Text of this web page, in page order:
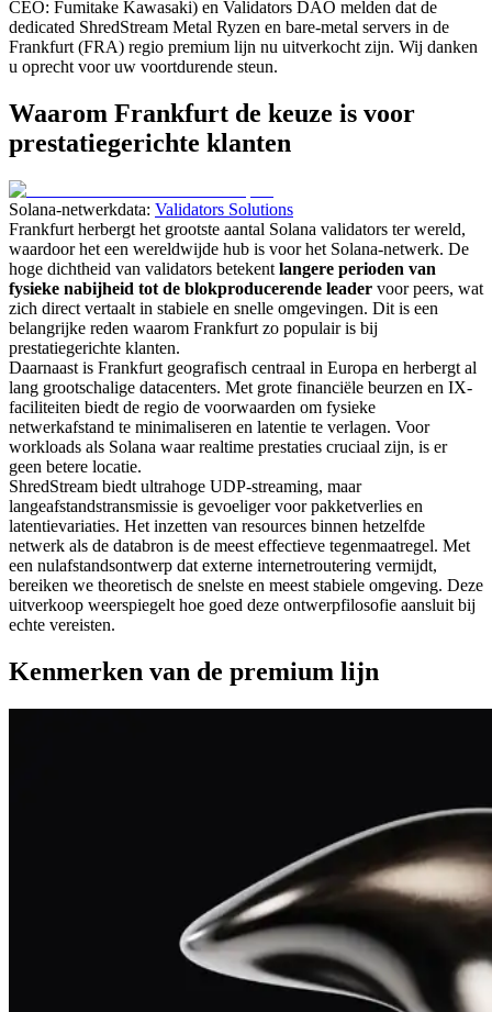
CEO: Fumitake Kawasaki) en Validators DAO melden dat de
dedicated ShredStream Metal Ryzen en bare-metal servers in de
Frankfurt (FRA) regio premium lijn nu uitverkocht zijn. Wij danken
u oprecht voor uw voortdurende steun.
Waarom Frankfurt de keuze is voor
prestatiegerichte klanten
Solana-netwerkdata: Validators Solutions
Frankfurt herbergt het grootste aantal Solana validators ter wereld,
waardoor het een wereldwijde hub is voor het Solana-netwerk. De
hoge dichtheid van validators betekent langere perioden van
fysieke nabijheid tot de blokproducerende leader voor peers, wat
zich direct vertaalt in stabiele en snelle omgevingen. Dit is een
belangrijke reden waarom Frankfurt zo populair is bij
prestatiegerichte klanten.
Daarnaast is Frankfurt geografisch centraal in Europa en herbergt al
lang grootschalige datacenters. Met grote financiële beurzen en IX-
faciliteiten biedt de regio de voorwaarden om fysieke
netwerkafstand te minimaliseren en latentie te verlagen. Voor
workloads als Solana waar realtime prestaties cruciaal zijn, is er
geen betere locatie.
ShredStream biedt ultrahoge UDP-streaming, maar
langeafstandstransmissie is gevoeliger voor pakketverlies en
latentievariaties. Het inzetten van resources binnen hetzelfde
netwerk als de databron is de meest effectieve tegenmaatregel. Met
een nulafstandsontwerp dat externe internetroutering vermijdt,
bereiken we theoretisch de snelste en meest stabiele omgeving. Deze
uitverkoop weerspiegelt hoe goed deze ontwerpfilosofie aansluit bij
echte vereisten.
Kenmerken van de premium lijn